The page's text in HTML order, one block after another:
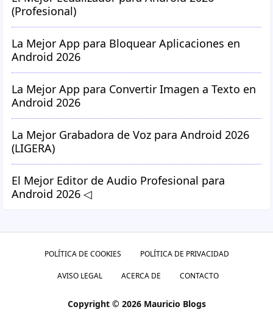
(Profesional)
La Mejor App para Bloquear Aplicaciones en
Android 2026
La Mejor App para Convertir Imagen a Texto en
Android 2026
La Mejor Grabadora de Voz para Android 2026
(LIGERA)
El Mejor Editor de Audio Profesional para
Android 2026 ◁
POLÍTICA DE COOKIES POLÍTICA DE PRIVACIDAD
AVISO LEGAL ACERCA DE CONTACTO
Copyright © 2026 Mauricio Blogs